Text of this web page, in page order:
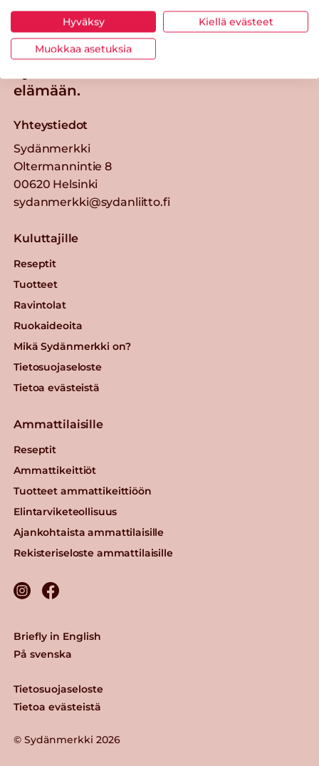
Takaisin ylös
elämään.
Yhteystiedot
Sydänmerkki
Oltermannintie 8
00620 Helsinki
sydanmerkki@sydanliitto.fi
Kuluttajille
Reseptit
Tuotteet
Ravintolat
Ruokaideoita
Mikä Sydänmerkki on?
Tietosuojaseloste
Tietoa evästeistä
Ammattilaisille
Reseptit
Ammattikeittiöt
Tuotteet ammattikeittiöön
Elintarviketeollisuus
Ajankohtaista ammattilaisille
Rekisteriseloste ammattilaisille
© Sydänmerkki 2026
Tietosuojaseloste
Tietoa evästeistä
Briefly in English
På svenska
Hyväksy Kiellä evästeet
Muokkaa asetuksia